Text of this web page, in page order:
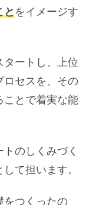
と をイメージす
タートし、上位
ロセスを、その
ことで着実な能
のしくみづく
て担います。
をつくったの